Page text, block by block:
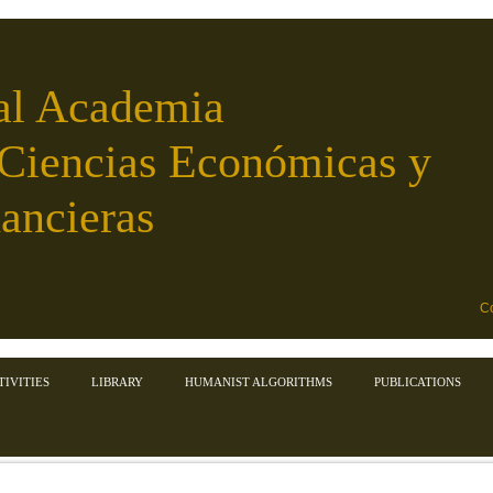
Academia
Económicas y
LIBRARY HUMANIST ALGORITHMS PUBLICATIONS